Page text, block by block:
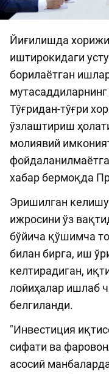
Йиғилишда
иштирокидаги
борилаётган
Тўғридан-тўғри
ўзлаштириш
молиявий
хабар бермоқда
Эришилган
ижросини ўз
бўйича қўшимча
билан бирга, иш
келтирадиган,
лойиҳалар ишлаб
белгиланди.
"Инвестиция
сифати ва
асосий